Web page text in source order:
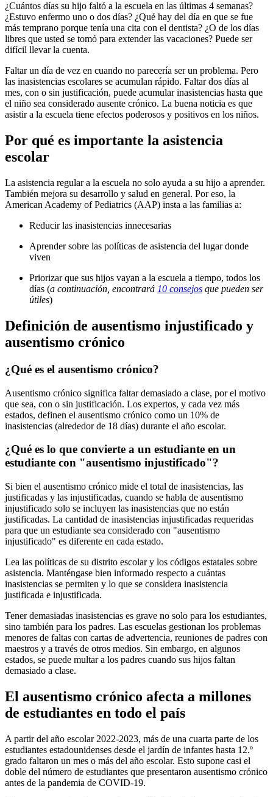
¿Cuántos días su hijo faltó a la escuela en las últimas 4 semanas?
¿Estuvo enfermo uno o dos días? ¿Qué hay del día en que se fue
más temprano porque tenía una cita con el dentista? ¿O de los días
libres que usted se tomó para extender las vacaciones? Puede ser
difícil llevar la cuenta.
Faltar un día de vez en cuando no parecería ser un problema. Pero
las inasistencias escolares se acumulan rápido. Faltar dos días al
mes, con o sin justificación, puede acumular inasistencias hasta que
el niño sea considerado ausente crónico. La buena noticia es que
asistir a la escuela tiene efectos poderosos y positivos en los niños.
Por qué es importante la asistencia
escolar
La asistencia regular a la escuela no solo ayuda a su hijo a aprender.
También mejora su desarrollo y salud en general. Por eso, la
American Academy of Pediatrics (AAP) insta a las familias a:
Reducir las inasistencias innecesarias
Aprender sobre las políticas de asistencia del lugar donde
viven
Priorizar que sus hijos vayan a la escuela a tiempo, todos los
días (a continuación, encontrará 10 consejos que pueden ser
útiles)
Definición de ausentismo injustificado y
ausentismo crónico
¿Qué es el ausentismo crónico?
Ausentismo crónico significa faltar demasiado a clase, por el motivo
que sea, con o sin justificación. Los expertos, y cada vez más
estados, definen el ausentismo crónico como un 10% de
inasistencias (alrededor de 18 días) durante el año escolar.
¿Qué es lo que convierte a un estudiante en un
estudiante con "ausentismo injustificado"?
Si bien el ausentismo crónico mide el total de inasistencias, las
justificadas y las injustificadas, cuando se habla de ausentismo
injustificado solo se incluyen las inasistencias que no están
justificadas. La cantidad de inasistencias injustificadas requeridas
para que un estudiante sea considerado con "ausentismo
injustificado" es diferente en cada estado.
Lea las políticas de su distrito escolar y los códigos estatales sobre
asistencia. Manténgase bien informado respecto a cuántas
inasistencias se permiten y lo que se considera inasistencia
justificada e injustificada.
Tener demasiadas inasistencias es grave no solo para los estudiantes,
sino también para los padres. Las escuelas gestionan los problemas
menores de faltas con cartas de advertencia, reuniones de padres con
maestros y a través de otros medios. Sin embargo, en algunos
estados, se puede multar a los padres cuando sus hijos faltan
demasiado a clase.
El ausentismo crónico afecta a millones
de estudiantes en todo el país
A partir del año escolar 2022-2023, más de una cuarta parte de los
estudiantes estadounidenses desde el jardín de infantes hasta 12.º
grado faltaron un mes o más del año escolar. Esto supone casi el
doble del número de estudiantes que presentaron ausentismo crónico
antes de la pandemia de COVID-19.